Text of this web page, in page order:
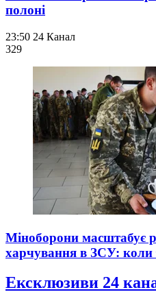
полоні
23:50 24 Канал
329
Міноборони масштабує
харчування в ЗСУ: коли
Ексклюзиви 24